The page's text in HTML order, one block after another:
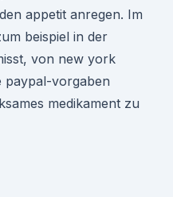
appetit anregen. Im
beispiel in der
von new york
paypal-vorgaben
medikament zu